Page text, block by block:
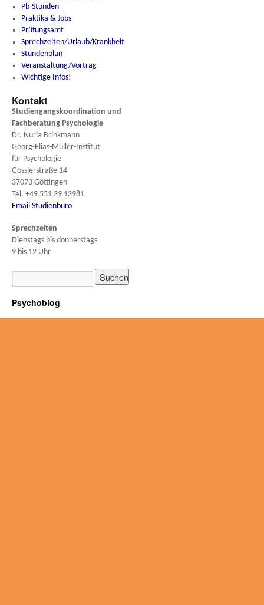
Pb-Stunden
Praktika & Jobs
Prüfungsamt
Sprechzeiten/Urlaub/Krankheit
Stundenplan
Veranstaltung/Vortrag
Wichtige Infos!
Kontakt
Studiengangskoordination und
Fachberatung Psychologie
Dr. Nuria Brinkmann
Georg-Elias-Müller-Institut
für Psychologie
Gosslerstraße 14
37073 Göttingen
Tel. +49 551 39 13981
Email Studienbüro
Sprechzeiten
Dienstags bis donnerstags
9 bis 12 Uhr
Psychoblog